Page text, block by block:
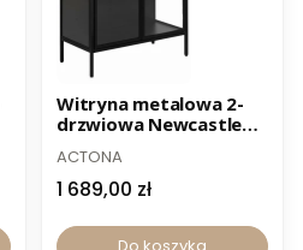
Witryna metalowa 2-
drzwiowa Newcastle
ACTONA
1 689,00 zł